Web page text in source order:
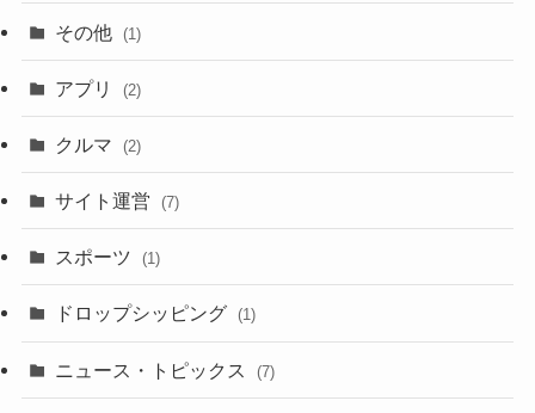
その他 (1)
アプリ (2)
クルマ (2)
サイト運営 (7)
スポーツ (1)
ドロップシッピング (1)
ニュース・トピックス (7)